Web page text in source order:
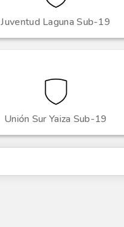
Juventud Laguna Sub-19
Unión Sur Yaiza Sub-19